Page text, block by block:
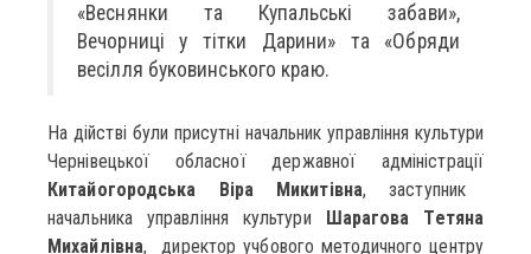
«Веснянки та Купальські забави»,
Вечорниці у тітки Дарини» та «Обряди
весілля буковинського краю.
На дійстві були присутні начальник управління культури
Чернівецької обласної державної адміністрації
Китайогородська Віра Микитівна, заступник
начальника управління культури Шарагова Тетяна
Михайлівна, директор учбового методичного центру